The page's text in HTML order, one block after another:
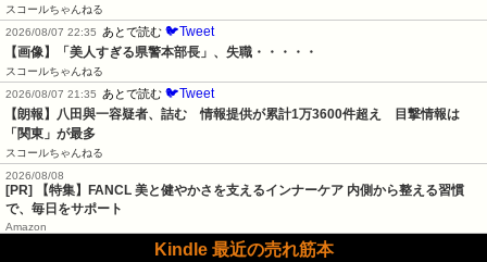
スコールちゃんねる
2026/08/07 22:35
あとで読む 🐦Tweet
【画像】「美人すぎる県警本部長」、失職・・・・・
スコールちゃんねる
2026/08/07 21:35
あとで読む 🐦Tweet
【朗報】八田與一容疑者、詰む　情報提供が累計1万3600件超え　目撃情報は
「関東」が最多
スコールちゃんねる
2026/08/08
[PR] 【特集】FANCL 美と健やかさを支えるインナーケア 内側から整える習慣
で、毎日をサポート
Amazon
Kindle 最近の売れ筋本